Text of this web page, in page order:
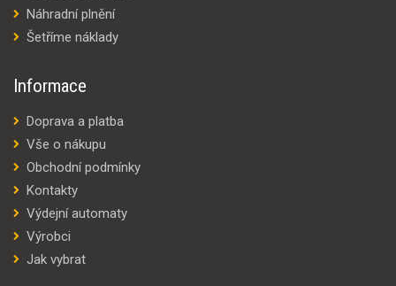
Náhradní plnění
Šetříme náklady
Informace
Doprava a platba
Vše o nákupu
Obchodní podmínky
Kontakty
Výdejní automaty
Výrobci
Jak vybrat